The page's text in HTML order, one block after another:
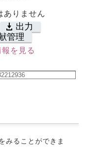
ありません
出力
管理
を見る
みることができま